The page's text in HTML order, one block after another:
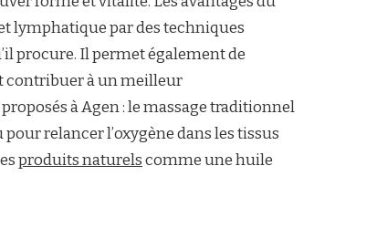
lymphatique par des techniques
procure. Il permet également de
contribuer à un meilleur
à Agen : le massage traditionnel
relancer l’oxygène dans les tissus
produits naturelscomme une huile